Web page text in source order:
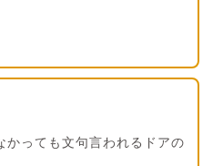
かっても文句言われるドアの